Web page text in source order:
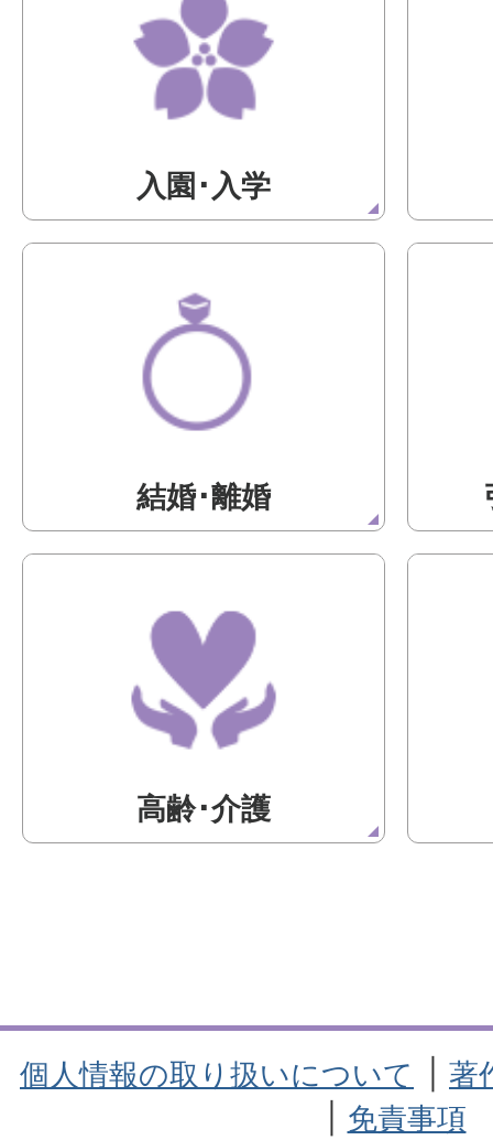
入園･入学
結婚･離婚
高齢･介護
個人情報の取り扱いについて
著
免責事項